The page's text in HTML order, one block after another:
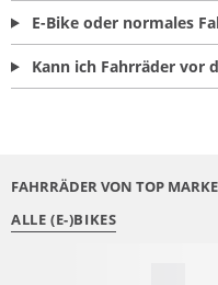
E-Bike oder normales
Kann ich Fahrräder vor
FAHRRÄDER VON TOP
ALLE (E-)BIKES